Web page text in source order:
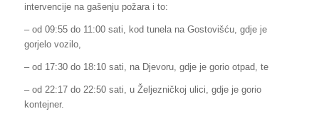
intervencije na gašenju požara i to:
– od 09:55 do 11:00 sati, kod tunela na Gostovišću, gdje je
gorjelo vozilo,
– od 17:30 do 18:10 sati, na Djevoru, gdje je gorio otpad, te
– od 22:17 do 22:50 sati, u Željezničkoj ulici, gdje je gorio
kontejner.